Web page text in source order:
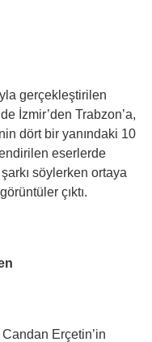
gerçekleştirilen
İzmir’den Trabzon’a,
dört bir yanındaki 10
eserlerde
söylerken ortaya
çıktı.
Erçetin’in